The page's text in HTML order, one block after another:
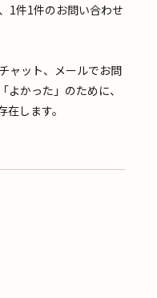
1件1件のお問い合わせ
ャット、メールでお問
かった」のために、
します。